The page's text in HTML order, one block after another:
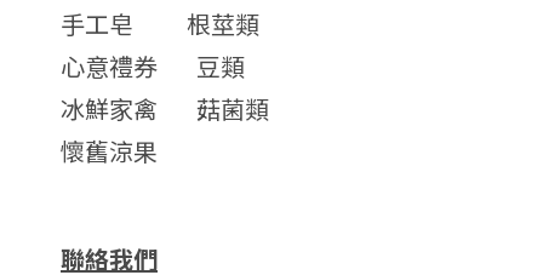
手工皂
根莖類
心意禮券
豆類
冰鮮家禽
菇菌類
懷舊涼果
聯絡我們